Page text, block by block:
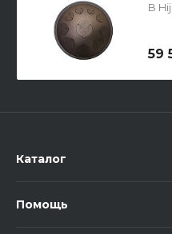
B
59
Каталог
Помощь